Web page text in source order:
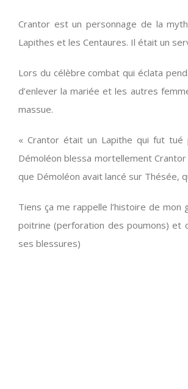
Crantor est un personnage de la
Lapithes et les Centaures. Il était un
Lors du célèbre combat qui éclata
d’enlever la mariée et les autres
massue.
« Crantor était un Lapithe qui fut tué
Démoléon blessa mortellement
que Démoléon avait lancé sur Thésée,
Tiens ça me rappelle l’histoire de
poitrine (perforation des poumons) et
ses blessures)